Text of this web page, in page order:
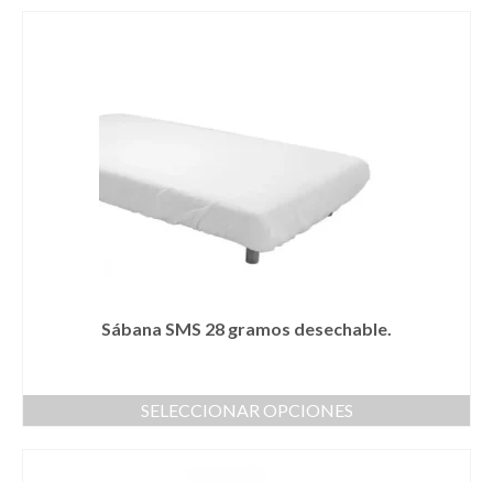
Sábana SMS 28 gramos desechable.
SELECCIONAR OPCIONES